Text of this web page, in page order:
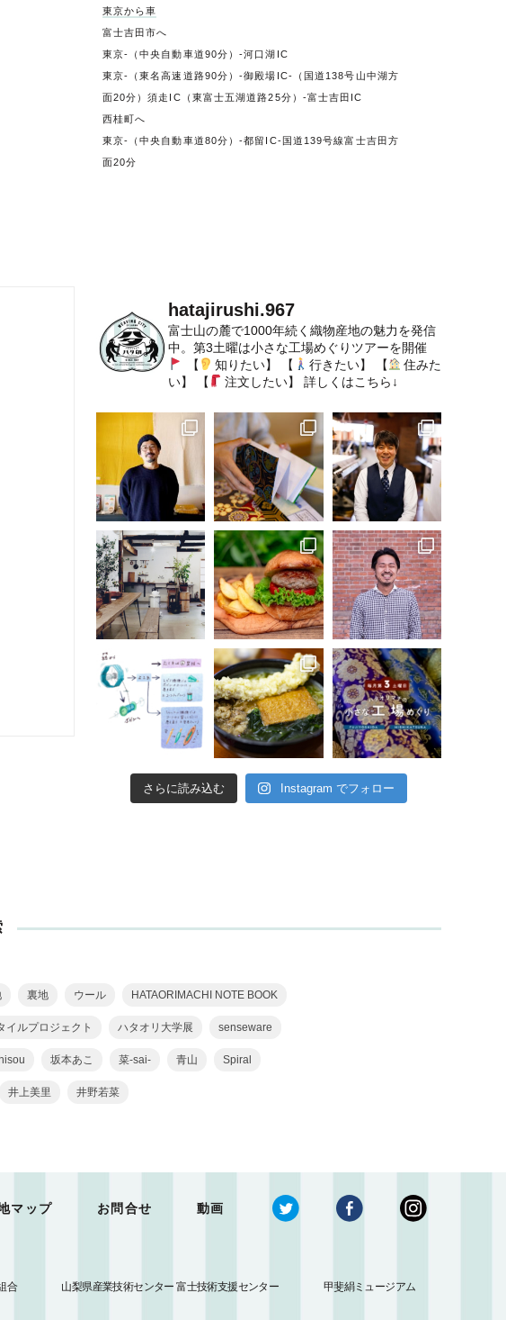
東京から車
富士吉田市へ
東京-（中央自動車道90分）-河口湖IC
東京-（東名高速道路90分）-御殿場IC-（国道138号山中湖方
面20分）須走IC（東富士五湖道路25分）-富士吉田IC
西桂町へ
東京-（中央自動車道80分）-都留IC-国道139号線富士吉田方
面20分
hatajirushi.967
富士山の麓で1000年続く織物産地の魅力を発信
中。第3土曜は小さな工場めぐりツアーを開催
【
知りたい】 【 行きたい】 【
住みた
い】
【 注文したい】 詳しくはこちら↓
さらに読み込む Instagram でフォロー
裏地 ウール HATAORIMACHI NOTE BOOK
イルプロジェクト ハタオリ大学展 senseware
坂本あこ 菜-sai- 青山 Spiral
井上美里 井野若菜
マップ お問合せ 動画
合 山梨県産業技術センター 富士技術支援センター 甲斐絹ミュージアム